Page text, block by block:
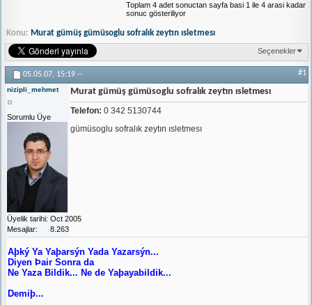
Toplam 4 adet sonuctan sayfa basi 1 ile 4 arasi kadar
sonuc gösteriliyor
Konu: Murat gümüş gümüsoglu sofralık zeytın ısletmesı
Seçenekler
05.05.07, 15:19 -- #1
nizipli_mehmet
Sorumlu Üye
Üyelik tarihi Oct 2005
Mesajlar
8.263
Murat gümüş gümüsoglu sofralık zeytın ısletmesı
Telefon: 0 342 5130744
gümüsoglu sofralık zeytın ısletmesı
Aþký Ya Yaþarsýn Yada Yazarsýn...
Diyen Þair Sonra da
Ne Yaza Bildik... Ne de Yaþayabildik...
Demiþ...